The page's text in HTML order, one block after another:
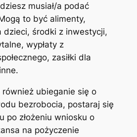
musiał/a podać
to być alimenty,
dzieci, środki z inwestycji,
wypłaty z
zasiłki dla
ubieganie się o
bezrobocia, postaraj się
po złożeniu wniosku o
na pożyczenie